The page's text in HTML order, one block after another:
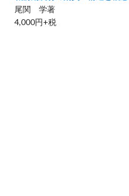
尾関 学著
4,000円+税